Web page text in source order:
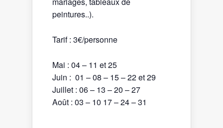
peintures..).
Tarif : 3€/personne
Mai : 04 – 11 et 25
Juin : 01 – 08 – 15 – 22 et 29
Juillet : 06 – 13 – 20 – 27
Août : 03 – 10 17 – 24 – 31